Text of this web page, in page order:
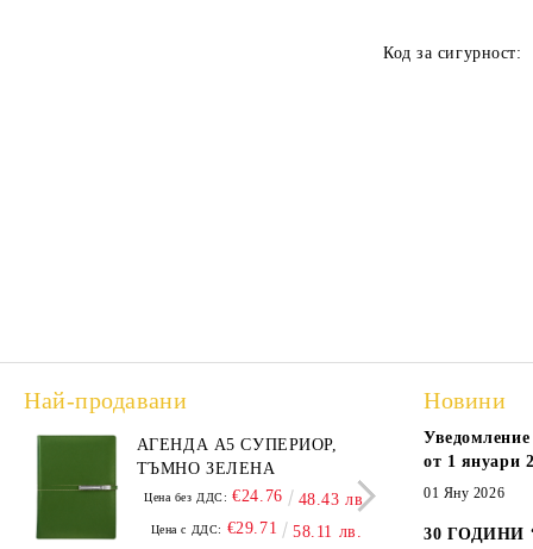
Код за сигурност:
Най-продавани
АГЕНДА А5 СУПЕРИОР,
ТЪМНО ЗЕЛЕНА
Цена без ДДС: €24.76 48.43 лв.
Цена с ДДС: €29.71 58.11 лв.
А5,
Цена
Новини
Уведомление
от 1 януари
01 Яну 2026
30 ГОДИНИ